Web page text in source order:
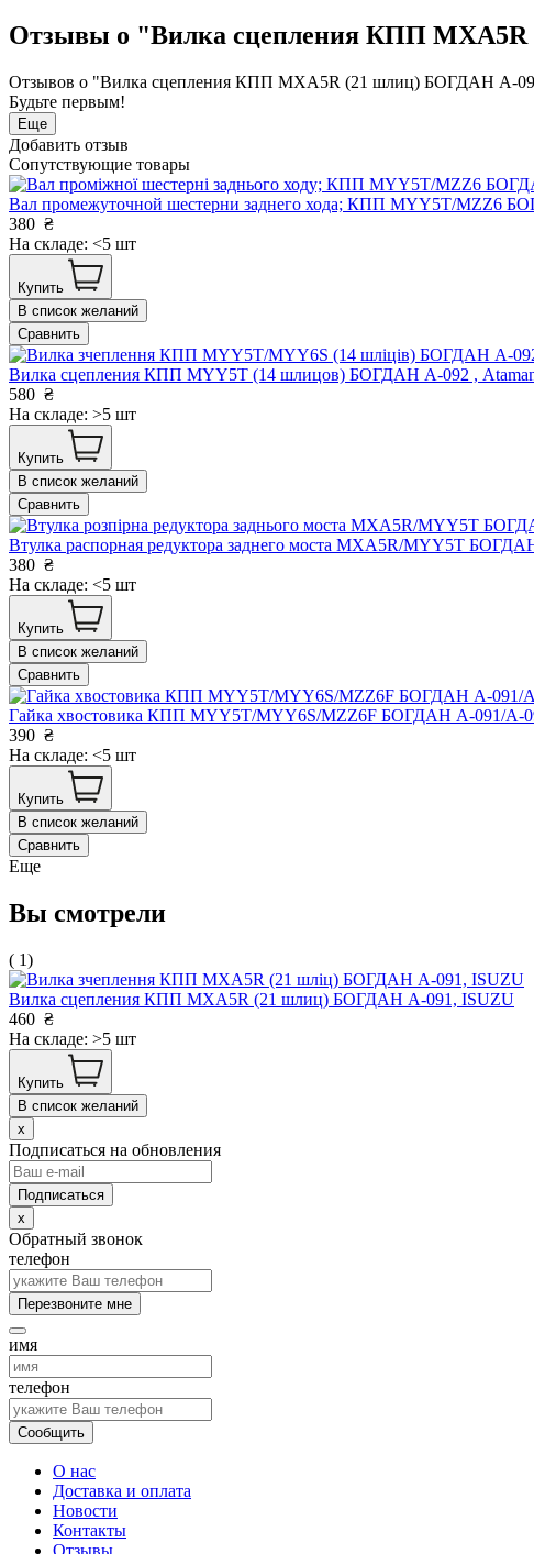
Отзывы о "Вилка сцепления КПП
Отзывов о "Вилка сцепления КПП MXA5R (21 шлиц) БОГДАН А-
Будьте первым!
Еще
Добавить отзыв
Сопутствующие товары
Вал промежуточной шестерни заднего хода; КПП MYY5T/MZZ6
380 ₴
На складе: <5 шт
Купить
В список желаний
Сравнить
Вилка сцепления КПП MYY5T (14 шлицов) БОГДАН А-092 ,
580 ₴
На складе: >5 шт
Купить
В список желаний
Сравнить
Втулка распорная редуктора заднего моста MXA5R/MYY5T
380 ₴
На складе: <5 шт
Купить
В список желаний
Сравнить
Гайка хвостовика КПП MYY5T/MYY6S/MZZ6F БОГДАН А-091/А-
390 ₴
На складе: <5 шт
Купить
В список желаний
Сравнить
Еще
Вы смотрели
( 1)
Вилка сцепления КПП MXA5R (21 шлиц) БОГДАН А-091, ISUZU
460 ₴
На складе: >5 шт
Купить
В список желаний
x
Подписаться на обновления
x
Обратный звонок
телефон
Перезвоните мне
имя
телефон
Сообщить
О нас
Доставка и оплата
Новости
Контакты
Отзывы